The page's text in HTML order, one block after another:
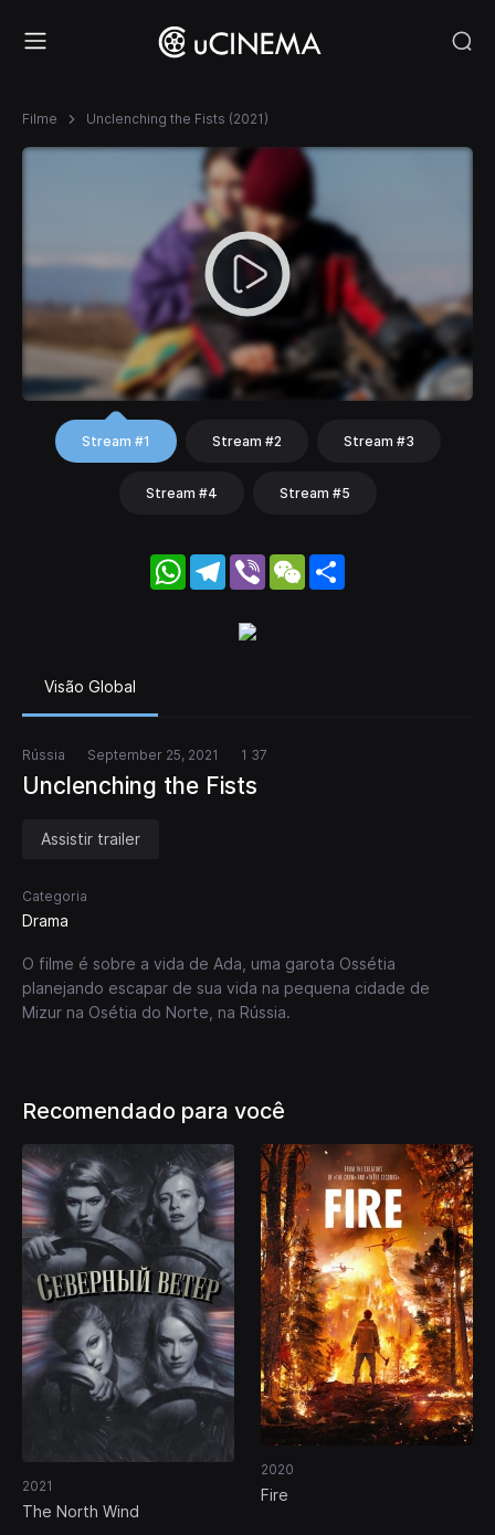
Filme Unclenching the Fists (2021)
Stream #1 Stream #2 Stream #3
Stream #4 Stream #5
WhatsApp
Telegram
Viber WeChat
Visão Global
Rússia September 25, 2021 1 37
Unclenching the Fists
Assistir trailer
Categoria
Drama
O filme é sobre a vida de Ada, uma garota Ossétia
planejando escapar de sua vida na pequena cidade de
Mizur na Osétia do Norte, na Rússia.
Recomendado para você
2021
The North Wind
2020
Fire